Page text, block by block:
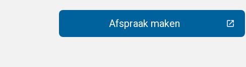
Afspraak maken(Deze link gaat naar